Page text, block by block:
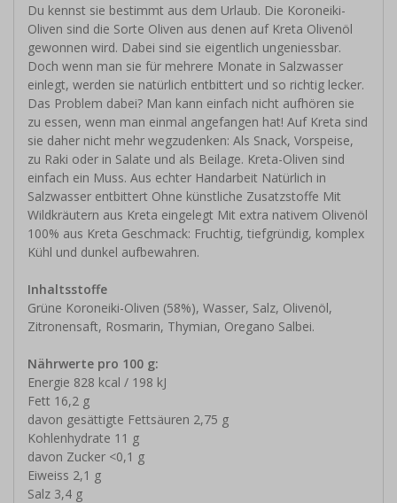
Du kennst sie bestimmt aus dem Urlaub. Die Koroneiki-
Oliven sind die Sorte Oliven aus denen auf Kreta Olivenöl
gewonnen wird. Dabei sind sie eigentlich ungeniessbar.
Doch wenn man sie für mehrere Monate in Salzwasser
einlegt, werden sie natürlich entbittert und so richtig lecker.
Das Problem dabei? Man kann einfach nicht aufhören sie
zu essen, wenn man einmal angefangen hat! Auf Kreta sind
sie daher nicht mehr wegzudenken: Als Snack, Vorspeise,
zu Raki oder in Salate und als Beilage. Kreta-Oliven sind
einfach ein Muss. Aus echter Handarbeit Natürlich in
Salzwasser entbittert Ohne künstliche Zusatzstoffe Mit
Wildkräutern aus Kreta eingelegt Mit extra nativem Olivenöl
100% aus Kreta Geschmack: Fruchtig, tiefgründig, komplex
Kühl und dunkel aufbewahren.
Inhaltsstoffe
Grüne Koroneiki-Oliven (58%), Wasser, Salz, Olivenöl,
Zitronensaft, Rosmarin, Thymian, Oregano Salbei.
Nährwerte pro 100 g:
Energie 828 kcal / 198 kJ
Fett 16,2 g
davon gesättigte Fettsäuren 2,75 g
Kohlenhydrate 11 g
davon Zucker <0,1 g
Eiweiss 2,1 g
Salz 3,4 g